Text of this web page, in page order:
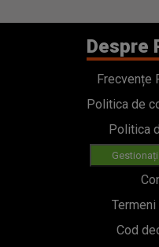
Despre
Frecvențe
Politica de
Politica
Cod